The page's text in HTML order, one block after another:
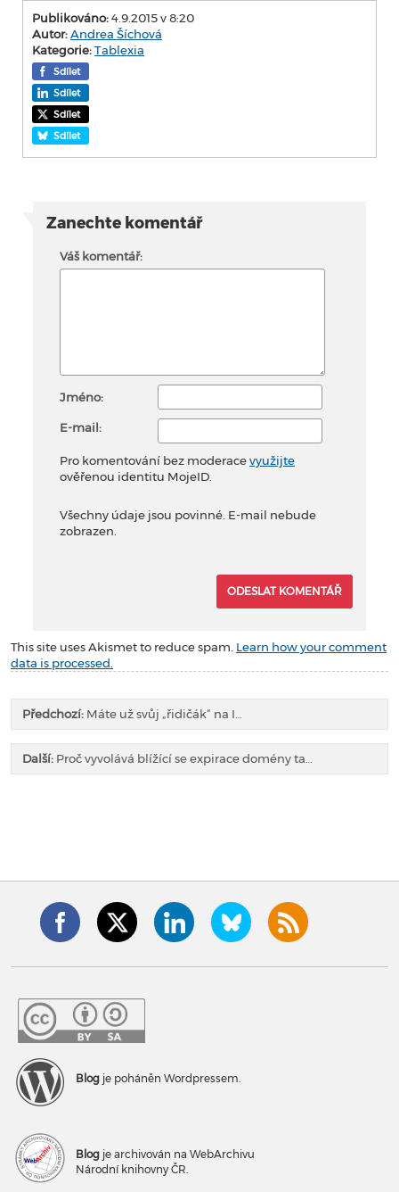
Publikováno:4.9.2015 v 8:20
Autor:Andrea Šíchová
Kategorie:Tablexia
Sdílet
Sdílet
Sdílet
Sdílet
Zanechte komentář
Váš komentář:
Jméno:
E-mail:
Pro komentování bez moderacevyužijte
ověřenou identitu MojeID.
Všechny údaje jsou povinné. E-mail nebude
zobrazen.
This site uses Akismet to reduce spam. Learn how your comment
data is processed.
Předchozí: Máte už svůj „řidičák“ na I…
Další: Proč vyvolává blížící se expirace domény ta…
Blog je poháněn Wordpressem.
Blog je archivován na WebArchivu
Národní knihovny ČR.